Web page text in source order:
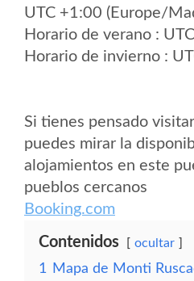
UTC +1:00 (Europe/
Horario de verano :
Horario de invierno :
Si tienes pensado
puedes mirar la
alojamientos en este
pueblos cercanos
Booking.com
Contenidos ocultar
1
Mapa de Monti